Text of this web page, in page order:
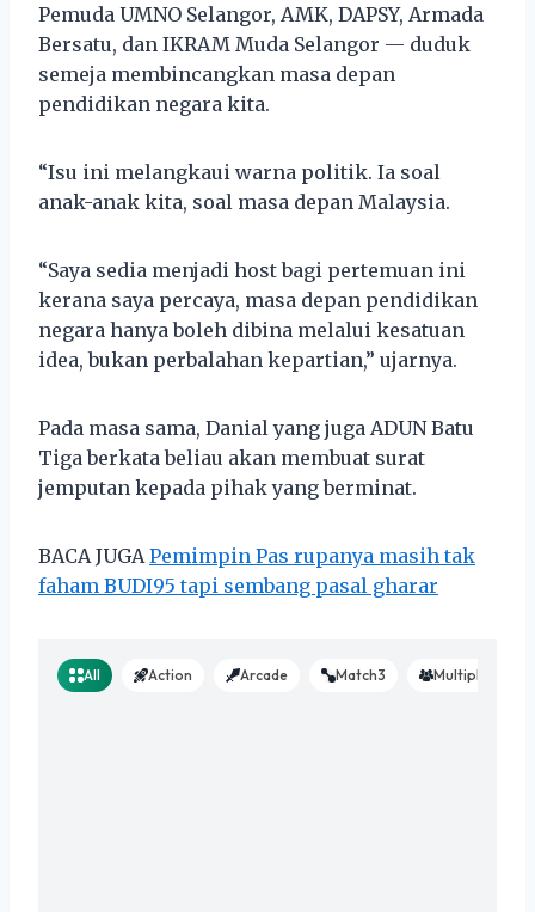
Pemuda UMNO Selangor, AMK, DAPSY, Armada
Bersatu, dan IKRAM Muda Selangor — duduk
semeja membincangkan masa depan
pendidikan negara kita.
“Isu ini melangkaui warna politik. Ia soal
anak-anak kita, soal masa depan Malaysia.
“Saya sedia menjadi host bagi pertemuan ini
kerana saya percaya, masa depan pendidikan
negara hanya boleh dibina melalui kesatuan
idea, bukan perbalahan kepartian,” ujarnya.
Pada masa sama, Danial yang juga ADUN Batu
Tiga berkata beliau akan membuat surat
jemputan kepada pihak yang berminat.
BACA JUGA Pemimpin Pas rupanya masih tak
faham BUDI95 tapi sembang pasal gharar